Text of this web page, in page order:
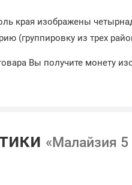
края изображены
(группировку из трех
Вы получите монету
«Малайзия 5